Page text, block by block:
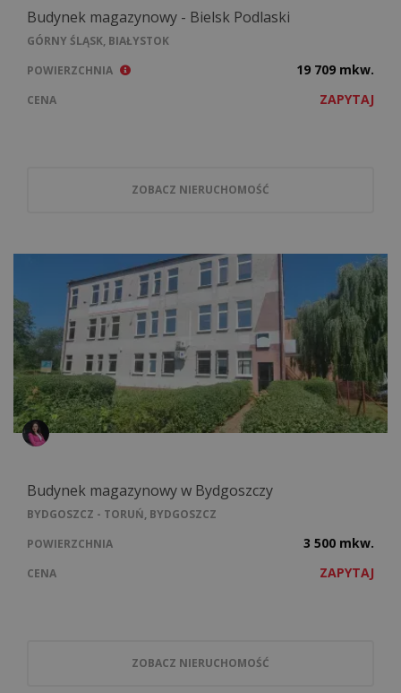
Budynek magazynowy - Bielsk Podlaski
GÓRNY ŚLĄSK, BIAŁYSTOK
POWIERZCHNIA
19 709 mkw.
CENA ZAPYTAJ
ZOBACZ NIERUCHOMOŚĆ
Budynek magazynowy w Bydgoszczy
BYDGOSZCZ - TORUŃ, BYDGOSZCZ
POWIERZCHNIA
3 500 mkw.
CENA ZAPYTAJ
ZOBACZ NIERUCHOMOŚĆ